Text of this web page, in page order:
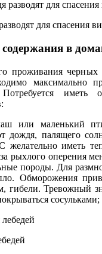
для спасения
содержания в
проживания
максимально
Потребуется иметь
или маленький
дождя, палящего
желательно иметь
рыхлого оперения
породы. Для
Обморожения
гибели. Тревожный
сосульками;